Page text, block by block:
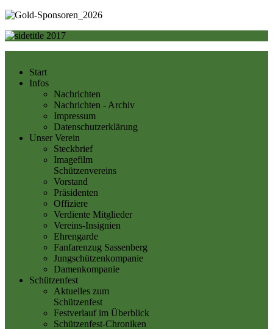
Start
Infos
Nachrichten
Nachrichten - Archiv
Impressum
Datenschutzerklärung
Unser Verein
Steckbrief
Imagefilm
Schützenvereins
Vorstand
Präsidenten
Offiziere
Verdiente Mitglieder
Vereins-Insignien
Ehrengarde
Fanfarenzug Sassenberg
Jungschützenkompanie
Damenkompanie
Schützenfest
Aktuelles zum
Schützenfest
Festverlauf im Überblick
Schützenfest-Chroniken